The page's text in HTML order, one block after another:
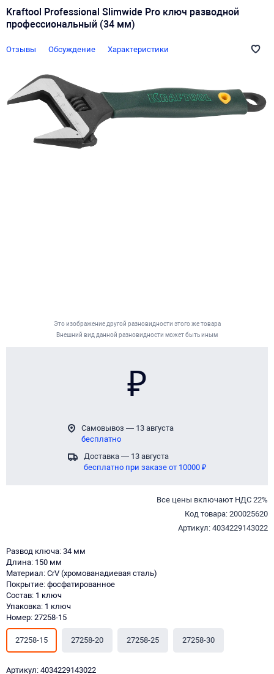
Kraftool Professional Slimwide Pro ключ разводной
профессиональный (34 мм)
Отзывы Обсуждение Характеристики
Это изображение другой разновидности этого же товара
Внешний вид данной разновидности может быть иным
₽
Самовывоз — 13 августа
бесплатно
Доставка — 13 августа
бесплатно при заказе от 10000 ₽
Все цены включают НДС 22%
Код товара: 200025620
Артикул: 4034229143022
Развод ключа: 34 мм
Длина: 150 мм
Материал: CrV (хромованадиевая сталь)
Покрытие: фосфатированное
Состав: 1 ключ
Упаковка: 1 ключ
Номер: 27258-15
27258-15 27258-20 27258-25 27258-30
Артикул: 4034229143022